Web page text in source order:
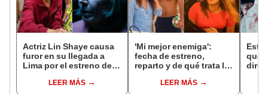
Actriz Lin Shaye causa
furor en su llegada a
Lima por el estreno de
LEER MÁS
'Mi mejor enemiga':
fecha de estreno,
reparto y de qué trata la
LEER MÁS
qué